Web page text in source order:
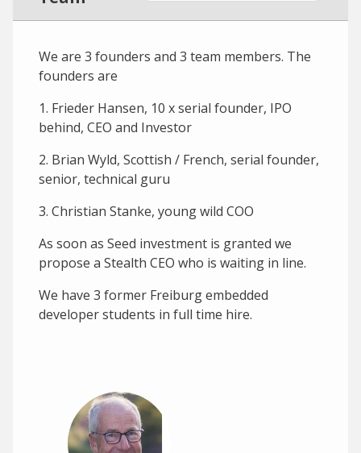
We are 3 founders and 3 team members. The
founders are
1. Frieder Hansen, 10 x serial founder, IPO
behind, CEO and Investor
2. Brian Wyld, Scottish / French, serial founder,
senior, technical guru
3. Christian Stanke, young wild COO
As soon as Seed investment is granted we
propose a Stealth CEO who is waiting in line.
We have 3 former Freiburg embedded
developer students in full time hire.